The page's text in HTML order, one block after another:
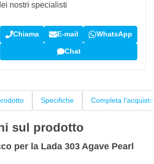
nostri specialisti
Chiama E-mail WhatsApp
Chat
Specifiche Completa l'acquisto
sul prodotto
per la Lada 303 Agave Pearl